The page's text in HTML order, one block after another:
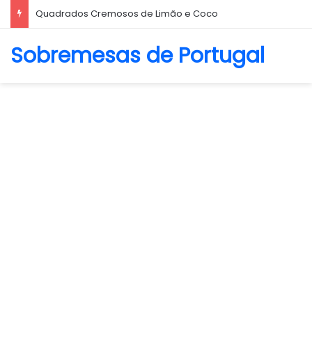
Quadrados Cremosos de Limão e Coco
Sobremesas de Portugal